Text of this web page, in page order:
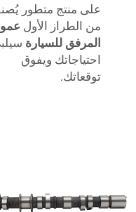
على منتج متطور
من الطراز الأول
المرفق للسيارة
احتياجاتك ويفوق
توقعاتك.